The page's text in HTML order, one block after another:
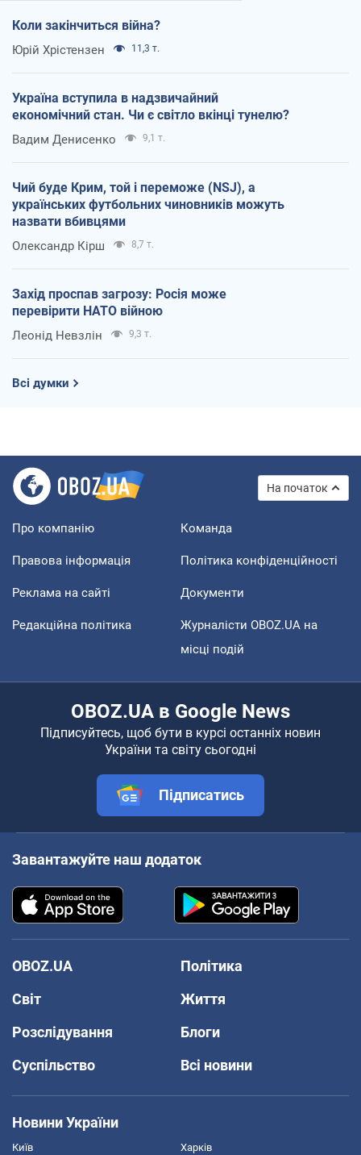
Коли закінчиться війна?
Юрій Хрістензен 11,3 т.
Україна вступила в надзвичайний
економічний стан. Чи є світло вкінці тунелю?
Вадим Денисенко 9,1 т.
Чий буде Крим, той і переможе (NSJ), а
українських футбольних чиновників можуть
назвати вбивцями
Олександр Кірш 8,7 т.
Захід проспав загрозу: Росія може
перевірити НАТО війною
Леонід Невзлін 9,3 т.
Всі думки
На початок
Про компанію Команда
Правова інформація Політика конфіденційності
Реклама на сайті Документи
Редакційна політика
Журналісти OBOZ.UA на
місці подій
OBOZ.UA в Google News
Підписуйтесь, щоб бути в курсі останніх новин
України та світу сьогодні
Підписатись
Завантажуйте наш додаток
OBOZ.UA
Політика
Світ
Життя
Розслідування
Блоги
Суспільство
Всі новини
Новини України
Київ Харків